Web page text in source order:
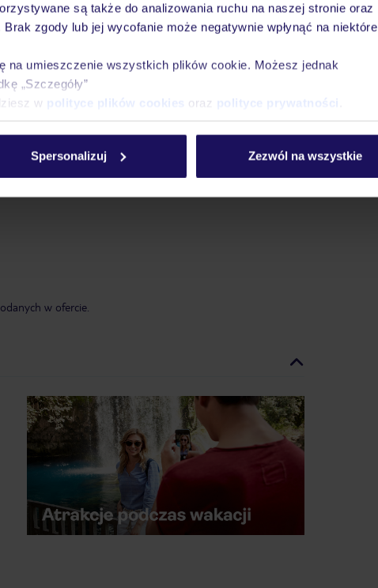
są także do analizowania ruchu na naszej stronie oraz
zgody lub jej wycofanie może negatywnie wpłynąć na niektóre
na umieszczenie wszystkich plików cookie. Możesz jednak
„Szczegóły”
w polityce plików cookies oraz polityce prywatności
Spersonalizuj Zezwól na wszystkie
w ofercie.